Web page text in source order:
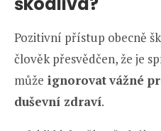
Pozitivní přístup obecně
člověk přesvědčen, že je
může ignorovatvážné
duševní zdraví.